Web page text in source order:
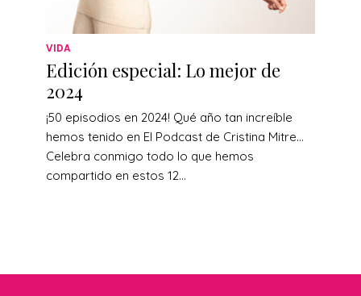
VIDA
Edición especial: Lo mejor de
2024
¡50 episodios en 2024! Qué año tan increíble
hemos tenido en El Podcast de Cristina Mitre…
Celebra conmigo todo lo que hemos
compartido en estos 12...